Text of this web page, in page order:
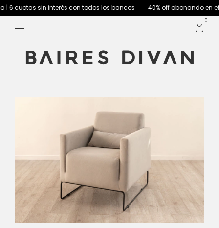
cuotas sin interés con todos los bancos 40% off abonando en
0